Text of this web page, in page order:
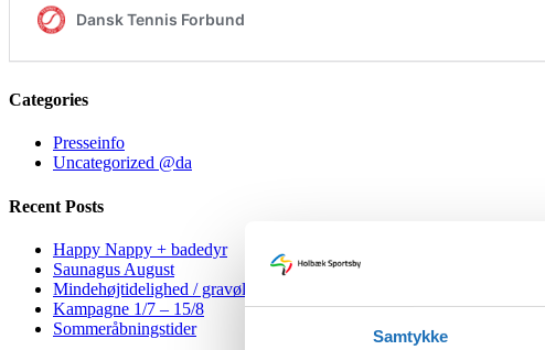
Samtykke
Categories
Presseinfo
Uncategorized @da
Recent Posts
Happy Nappy + badedyr
Saunagus August
Mindehøjtidelighed / gravøl hos os
Kampagne 1/7 – 15/8
Sommeråbningstider